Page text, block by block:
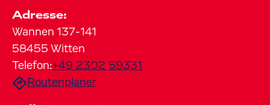
Adresse:
Wannen 137-141
58455 Witten
Telefon:+49 2302 59331
Routenplaner